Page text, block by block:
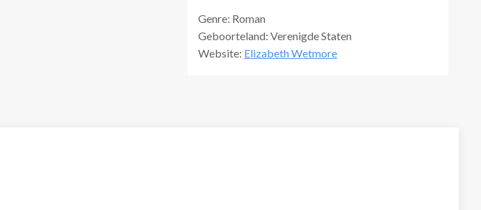
Genre: Roman
Geboorteland: Verenigde Staten
Website: Elizabeth Wetmore